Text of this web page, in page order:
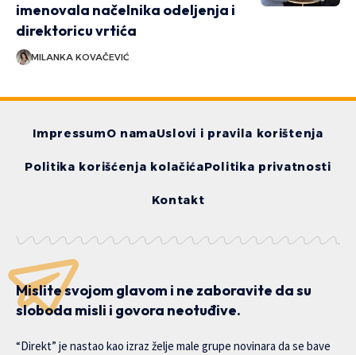
imenovala načelnika odeljenja i
direktoricu vrtića
MILANKA KOVAČEVIĆ
ImpressumO namaUslovi i pravila korištenja
Politika korišćenja kolačićaPolitika privatnosti
Kontakt
Mislite svojom glavom i ne zaboravite da su
sloboda misli i govora neotuđive.
“Direkt” je nastao kao izraz želje male grupe novinara da se bave